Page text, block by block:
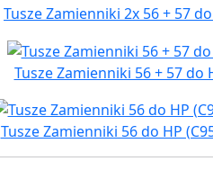
Tusze Zamienniki 2x 56 + 57
Tusze Zamienniki 56 + 57 do
Tusze Zamienniki 56 do HP